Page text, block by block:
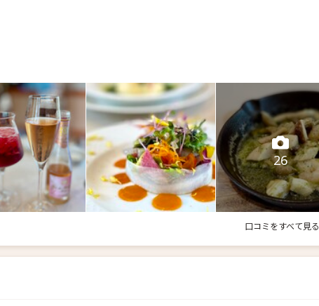
26
口コミをすべて見る